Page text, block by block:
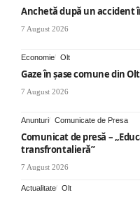
Anchetă după un accident
7 August 2026
Economie Olt
Gaze în șase comune din
7 August 2026
Anunturi Comunicate de Presa
Comunicat de presă –
transfrontalieră”
7 August 2026
Actualitate Olt